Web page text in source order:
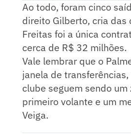
Ao todo, foram cinco
direito Gilberto, cria das
Freitas foi a única
cerca de R$ 32 milhões.
Vale lembrar que o
janela de
clube seguem sendo
primeiro volante e um
Veiga.